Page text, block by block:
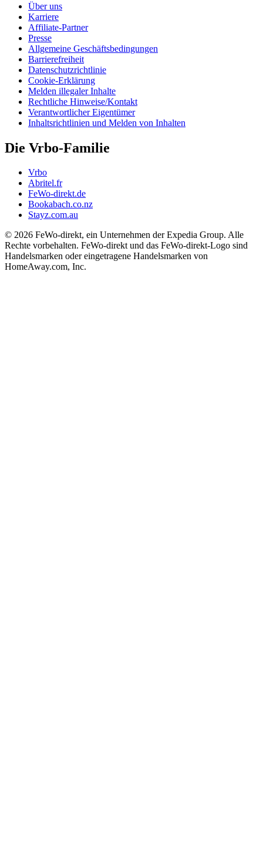
Über uns
Karriere
Affiliate-Partner
Presse
Allgemeine Geschäftsbedingungen
Barrierefreiheit
Datenschutzrichtlinie
Cookie-Erklärung
Melden illegaler Inhalte
Rechtliche Hinweise/Kontakt
Verantwortlicher Eigentümer
Inhaltsrichtlinien und Melden von Inhalten
Die Vrbo-Familie
Vrbo
Abritel.fr
FeWo-direkt.de
Bookabach.co.nz
Stayz.com.au
© 2026 FeWo-direkt, ein Unternehmen der Expedia Group. Alle
Rechte vorbehalten. FeWo-direkt und das FeWo-direkt-Logo sind
Handelsmarken oder eingetragene Handelsmarken von
HomeAway.com, Inc.